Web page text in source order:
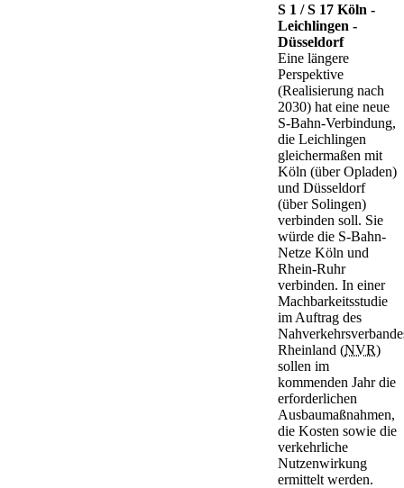
S 1 / S 17 Köln -
Leichlingen -
Düsseldorf
Eine längere
Perspektive
(Realisierung nach
2030) hat eine neue
S-Bahn-Verbindung,
die Leichlingen
gleichermaßen mit
Köln (über Opladen)
und Düsseldorf
(über Solingen)
verbinden soll. Sie
würde die S-Bahn-
Netze Köln und
Rhein-Ruhr
verbinden. In einer
Machbarkeitsstudie
im Auftrag des
Rheinland (NVR)
sollen im
kommenden Jahr die
erforderlichen
Ausbaumaßnahmen,
die Kosten sowie die
verkehrliche
Nutzenwirkung
ermittelt werden.